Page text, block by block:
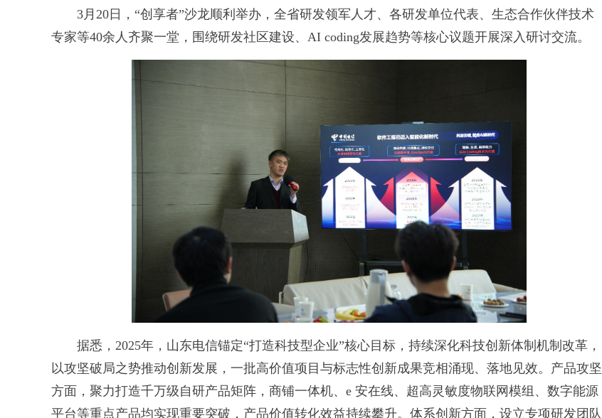
3月20日，“创享者”沙龙顺利举办，全省研发领军人才、各研发单位代表、生态合作伙伴技术
专家等40余人齐聚一堂，围绕研发社区建设、AI coding发展趋势等核心议题开展深入研讨交流。
据悉，2025年，山东电信锚定“打造科技型企业”核心目标，持续深化科技创新体制机制改革，
以攻坚破局之势推动创新发展，一批高价值项目与标志性创新成果竞相涌现、落地见效。产品攻坚
方面，聚力打造千万级自研产品矩阵，商铺一体机、e 安在线、超高灵敏度物联网模组、数字能源
平台等重点产品均实现重要突破，产品价值转化效益持续攀升。体系创新方面，设立专项研发团队